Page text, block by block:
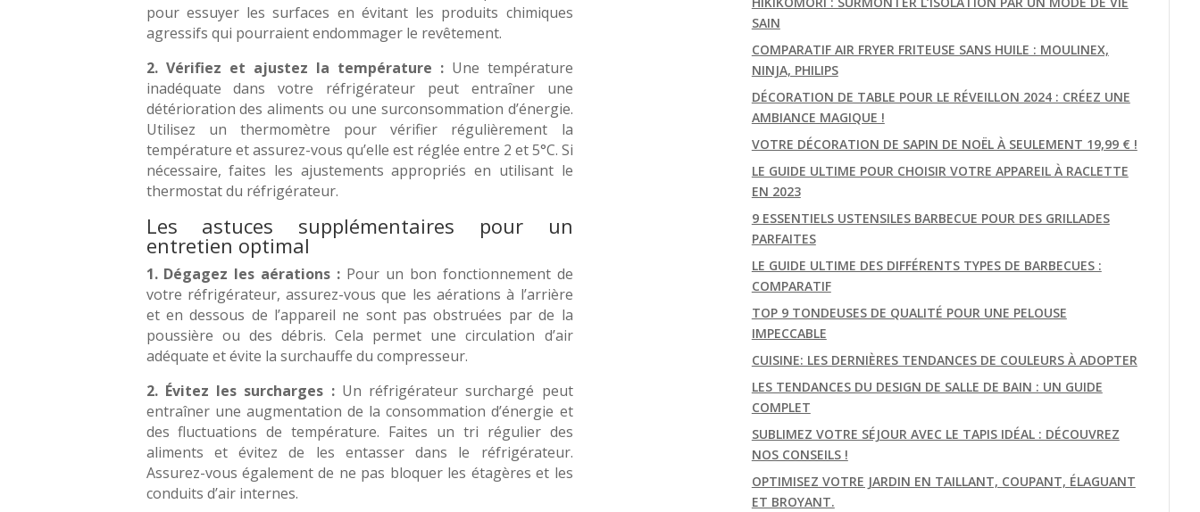
pour essuyer les surfaces en évitant les produits chimiques
agressifs qui pourraient endommager le revêtement.
2. Vérifiez et ajustez la température :Une température
inadéquate dans votre réfrigérateur peut entraîner une
détérioration des aliments ou une surconsommation d’énergie.
Utilisez un thermomètre pour vérifier régulièrement la
température et assurez-vous qu’elle est réglée entre 2 et 5°C. Si
nécessaire, faites les ajustements appropriés en utilisant le
thermostat du réfrigérateur.
Les astuces supplémentaires pour un
entretien optimal
1. Dégagez les aérations : Pour un bon fonctionnement de
votre réfrigérateur, assurez-vous que les aérations à l’arrière
et en dessous de l’appareil ne sont pas obstruées par de la
poussière ou des débris. Cela permet une circulation d’air
adéquate et évite la surchauffe du compresseur.
2. Évitez les surcharges :Un réfrigérateur surchargé peut
entraîner une augmentation de la consommation d’énergie et
des fluctuations de température. Faites un tri régulier des
aliments et évitez de les entasser dans le réfrigérateur.
Assurez-vous également de ne pas bloquer les étagères et les
conduits d’air internes.
SAIN
COMPARATIF AIR FRYER FRITEUSE SANS HUILE : MOULINEX,
NINJA, PHILIPS
DÉCORATION DE TABLE POUR LE RÉVEILLON 2024 : CRÉEZ UNE
AMBIANCE MAGIQUE !
VOTRE DÉCORATION DE SAPIN DE NOËL À SEULEMENT 19,99 € !
LE GUIDE ULTIME POUR CHOISIR VOTRE APPAREIL À RACLETTE
EN 2023
9 ESSENTIELS USTENSILES BARBECUE POUR DES GRILLADES
PARFAITES
LE GUIDE ULTIME DES DIFFÉRENTS TYPES DE BARBECUES :
COMPARATIF
TOP 9 TONDEUSES DE QUALITÉ POUR UNE PELOUSE
IMPECCABLE
CUISINE: LES DERNIÈRES TENDANCES DE COULEURS À ADOPTER
LES TENDANCES DU DESIGN DE SALLE DE BAIN : UN GUIDE
COMPLET
SUBLIMEZ VOTRE SÉJOUR AVEC LE TAPIS IDÉAL : DÉCOUVREZ
NOS CONSEILS !
OPTIMISEZ VOTRE JARDIN EN TAILLANT, COUPANT, ÉLAGUANT
ET BROYANT.